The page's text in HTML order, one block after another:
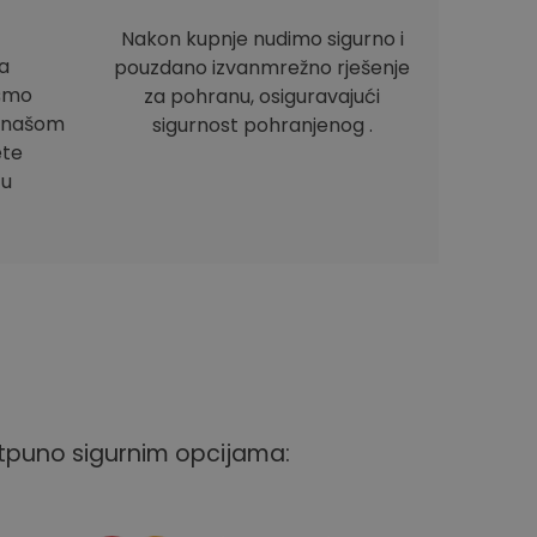
Nakon kupnje nudimo sigurno i
pouzdano izvanmrežno rješenje
za pohranu, osiguravajući
sigurnost pohranjenog .
sigurnim opcijama: